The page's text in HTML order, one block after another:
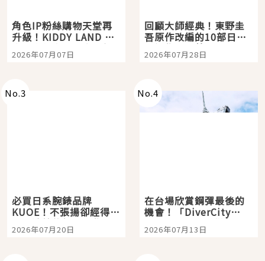
角色IP粉絲購物天堂再
升級！KIDDY LAND 原
宿店吉伊卡哇迎客，新
開幕 OMOKADO 店3分
2026年07月07日
回顧大師經典！東野圭
吾原作改編的10部日本
影視作品推薦
2026年07月28日
No.3
必買日系腕錶品牌
KUOE！不張揚卻經得起
時間洗鍊的經典之作五
選
2026年07月20日
No.4
在台場欣賞鋼彈最後的
機會！「DiverCity
Tokyo Plaza」搭船、
購物、美食及夜景，一
2026年07月13日